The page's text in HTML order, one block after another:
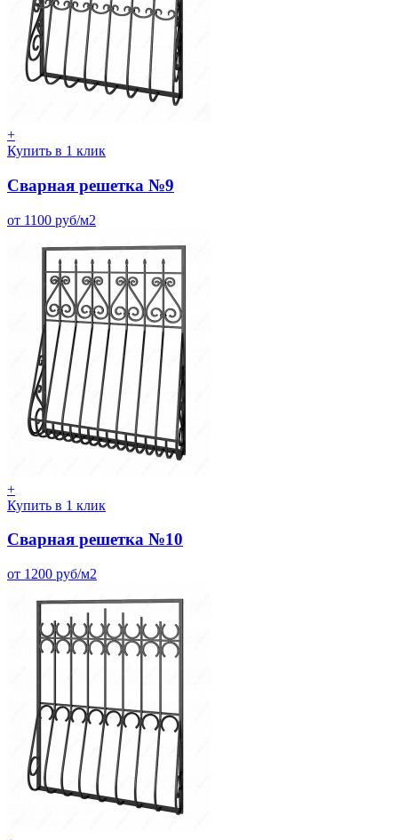
+
Купить в 1 клик
Сварная решетка №9
от 1100 руб/м2
+
Купить в 1 клик
Сварная решетка №10
от 1200 руб/м2